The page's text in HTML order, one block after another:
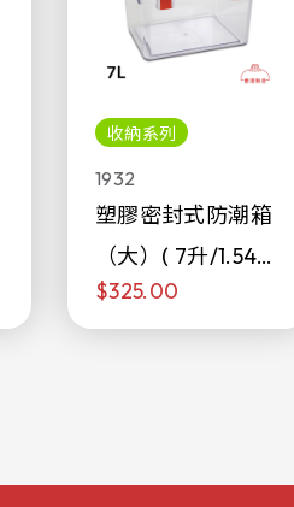
收納系列
1932
塑膠密封式防潮箱
（大）( 7升/1.54加
侖)
$325.00